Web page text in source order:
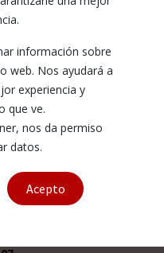
información sobre
web. Nos ayudará a
experiencia y
que ve.
nos da permiso
datos.
Acepto